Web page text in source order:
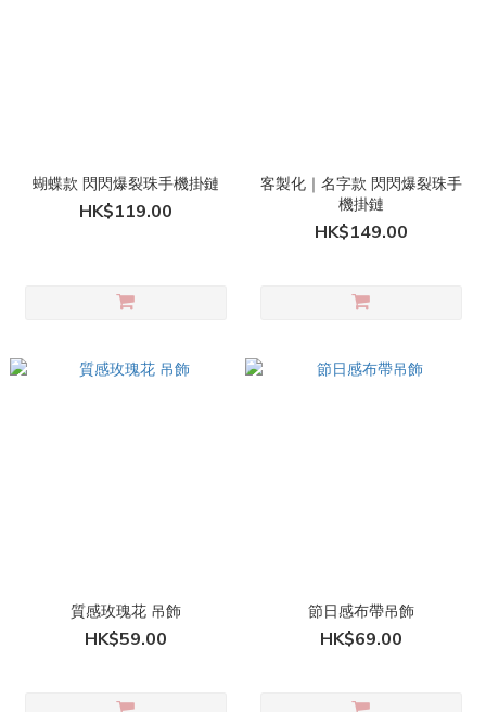
蝴蝶款 閃閃爆裂珠手機掛鏈
HK$119.00
客製化｜名字款 閃閃爆裂珠手
機掛鏈
HK$149.00
質感玫瑰花 吊飾
HK$59.00
節日感布帶吊飾
HK$69.00